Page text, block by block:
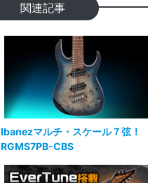
関連記事
Ibanezマルチ・スケール７弦！
RGMS7PB-CBS